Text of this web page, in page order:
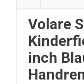
Volare
inch